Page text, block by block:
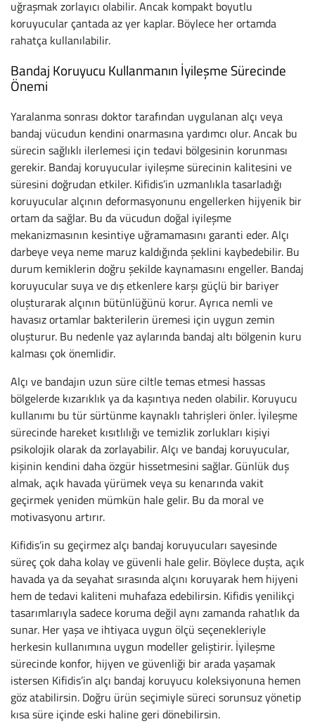
Baston
Koltuk Altı
Walker (Yürüteç)
Aksesuar ve
uğraşmak zorlayıcı olabilir. Ancak kompakt boyutlu
koruyucular çantada az yer kaplar. Böylece her ortamda
rahatça kullanılabilir.
Bandaj Koruyucu Kullanmanın İyileşme Sürecinde
Önemi
Yaralanma sonrası doktor tarafından uygulanan alçı veya
bandaj vücudun kendini onarmasına yardımcı olur. Ancak bu
sürecin sağlıklı ilerlemesi için tedavi bölgesinin korunması
gerekir. Bandaj koruyucular iyileşme sürecinin kalitesini ve
süresini doğrudan etkiler. Kifidis’in uzmanlıkla tasarladığı
koruyucular alçının deformasyonunu engellerken hijyenik bir
ortam da sağlar. Bu da vücudun doğal iyileşme
mekanizmasının kesintiye uğramamasını garanti eder. Alçı
darbeye veya neme maruz kaldığında şeklini kaybedebilir. Bu
durum kemiklerin doğru şekilde kaynamasını engeller. Bandaj
koruyucular suya ve dış etkenlere karşı güçlü bir bariyer
oluşturarak alçının bütünlüğünü korur. Ayrıca nemli ve
havasız ortamlar bakterilerin üremesi için uygun zemin
oluşturur. Bu nedenle yaz aylarında bandaj altı bölgenin kuru
kalması çok önemlidir.
Alçı ve bandajın uzun süre ciltle temas etmesi hassas
bölgelerde kızarıklık ya da kaşıntıya neden olabilir. Koruyucu
kullanımı bu tür sürtünme kaynaklı tahrişleri önler. İyileşme
sürecinde hareket kısıtlılığı ve temizlik zorlukları kişiyi
psikolojik olarak da zorlayabilir. Alçı ve bandaj koruyucular,
kişinin kendini daha özgür hissetmesini sağlar. Günlük duş
almak, açık havada yürümek veya su kenarında vakit
geçirmek yeniden mümkün hale gelir. Bu da moral ve
motivasyonu artırır.
Kifidis’in su geçirmez alçı bandaj koruyucuları sayesinde
süreç çok daha kolay ve güvenli hale gelir. Böylece duşta, açık
havada ya da seyahat sırasında alçını koruyarak hem hijyeni
hem de tedavi kaliteni muhafaza edebilirsin. Kifidis yenilikçi
tasarımlarıyla sadece koruma değil aynı zamanda rahatlık da
sunar. Her yaşa ve ihtiyaca uygun ölçü seçenekleriyle
herkesin kullanımına uygun modeller geliştirir. İyileşme
sürecinde konfor, hijyen ve güvenliği bir arada yaşamak
istersen Kifidis’in alçı bandaj koruyucu koleksiyonuna hemen
göz atabilirsin. Doğru ürün seçimiyle süreci sorunsuz yönetip
kısa süre içinde eski haline geri dönebilirsin.